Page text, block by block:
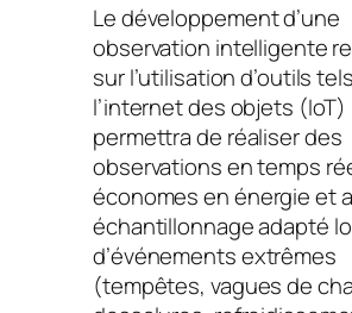
Le développement d’une
observation intelligente
sur l’utilisation d’outils
l’internet des objets (IoT)
permettra de réaliser des
observations en temps
économes en énergie et
échantillonnage adapté
d’événements extrêmes
(tempêtes, vagues de